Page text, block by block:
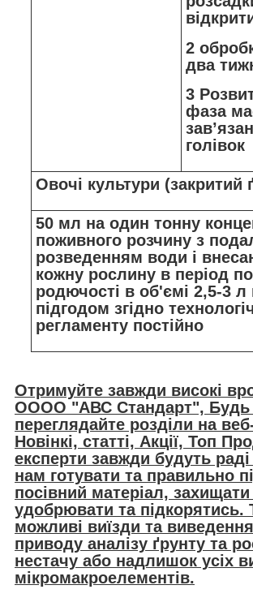
2
два
3
фаза
голівок
Овочі культури (закритий
50 мл на один тонну
поживного розчину з
розведенням води і
кожну рослину в період
родючості в об'ємі 2,5-3 л
підгодом згідно
регламенту постійно
Отримуйте завжди високі
ОООО "АВС Стандарт", Будь
переглядайте розділи на
Новінкі, статті, Акції, Топ
експерти завжди будуть
нам готувати та правильно
посівний матеріал,
удобрювати та підкорятись.
можливі виїзди та
приводу аналізу ґрунту та
нестачу або надлишок усіх
мікромакроелементів.